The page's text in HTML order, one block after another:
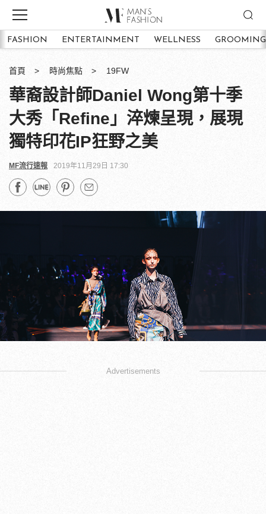
FASHION ENTERTAINMENT WELLNESS GROOMING
首頁 時尚焦點 19FW
華裔設計師Daniel Wong第十季
大秀「Refine」淬煉呈現，展現
獨特印花IP狂野之美
MF流行速報 2019年11月29日 17:30
Advertisements